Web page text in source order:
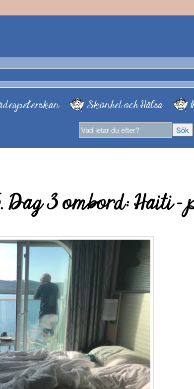
Skönhet och Hälsa
Dag 3 ombord: Haiti –